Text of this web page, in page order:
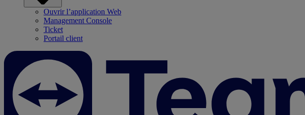
Ouvrir l’application Web
Management Console
Ticket
Portail client